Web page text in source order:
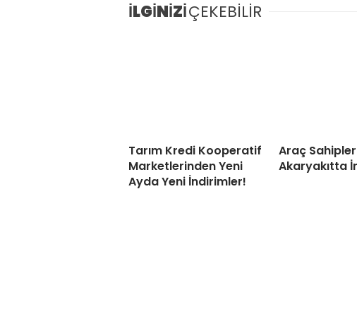
İLGİNİZİÇEKEBİLİR
Tarım Kredi Kooperatif
Marketlerinden Yeni
Ayda Yeni İndirimler!
Araç
Akaryakıtta